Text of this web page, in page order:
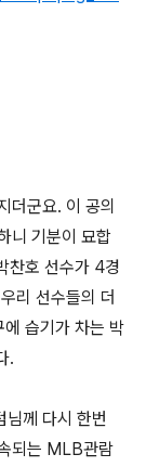
더군요. 이 공의
니 기분이 묘합
찬호 선수가 4경
리 선수들의 더
습기가 차는 박
.
님께 다시 한번
되는 MLB관람